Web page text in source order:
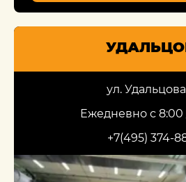
ул.
Ежедневно с 8:00
+7(495) 374-